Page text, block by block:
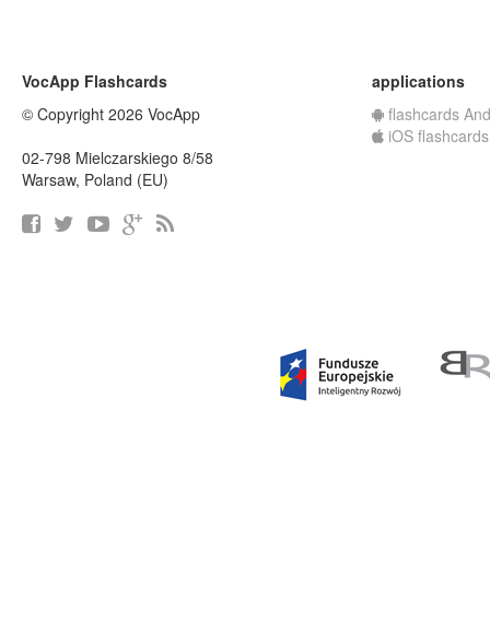
VocApp Flashcards
© Copyright 2026 VocApp
02-798 Mielczarskiego 8/58
Warsaw, Poland (EU)
applications
flashcards
iOS flashcards